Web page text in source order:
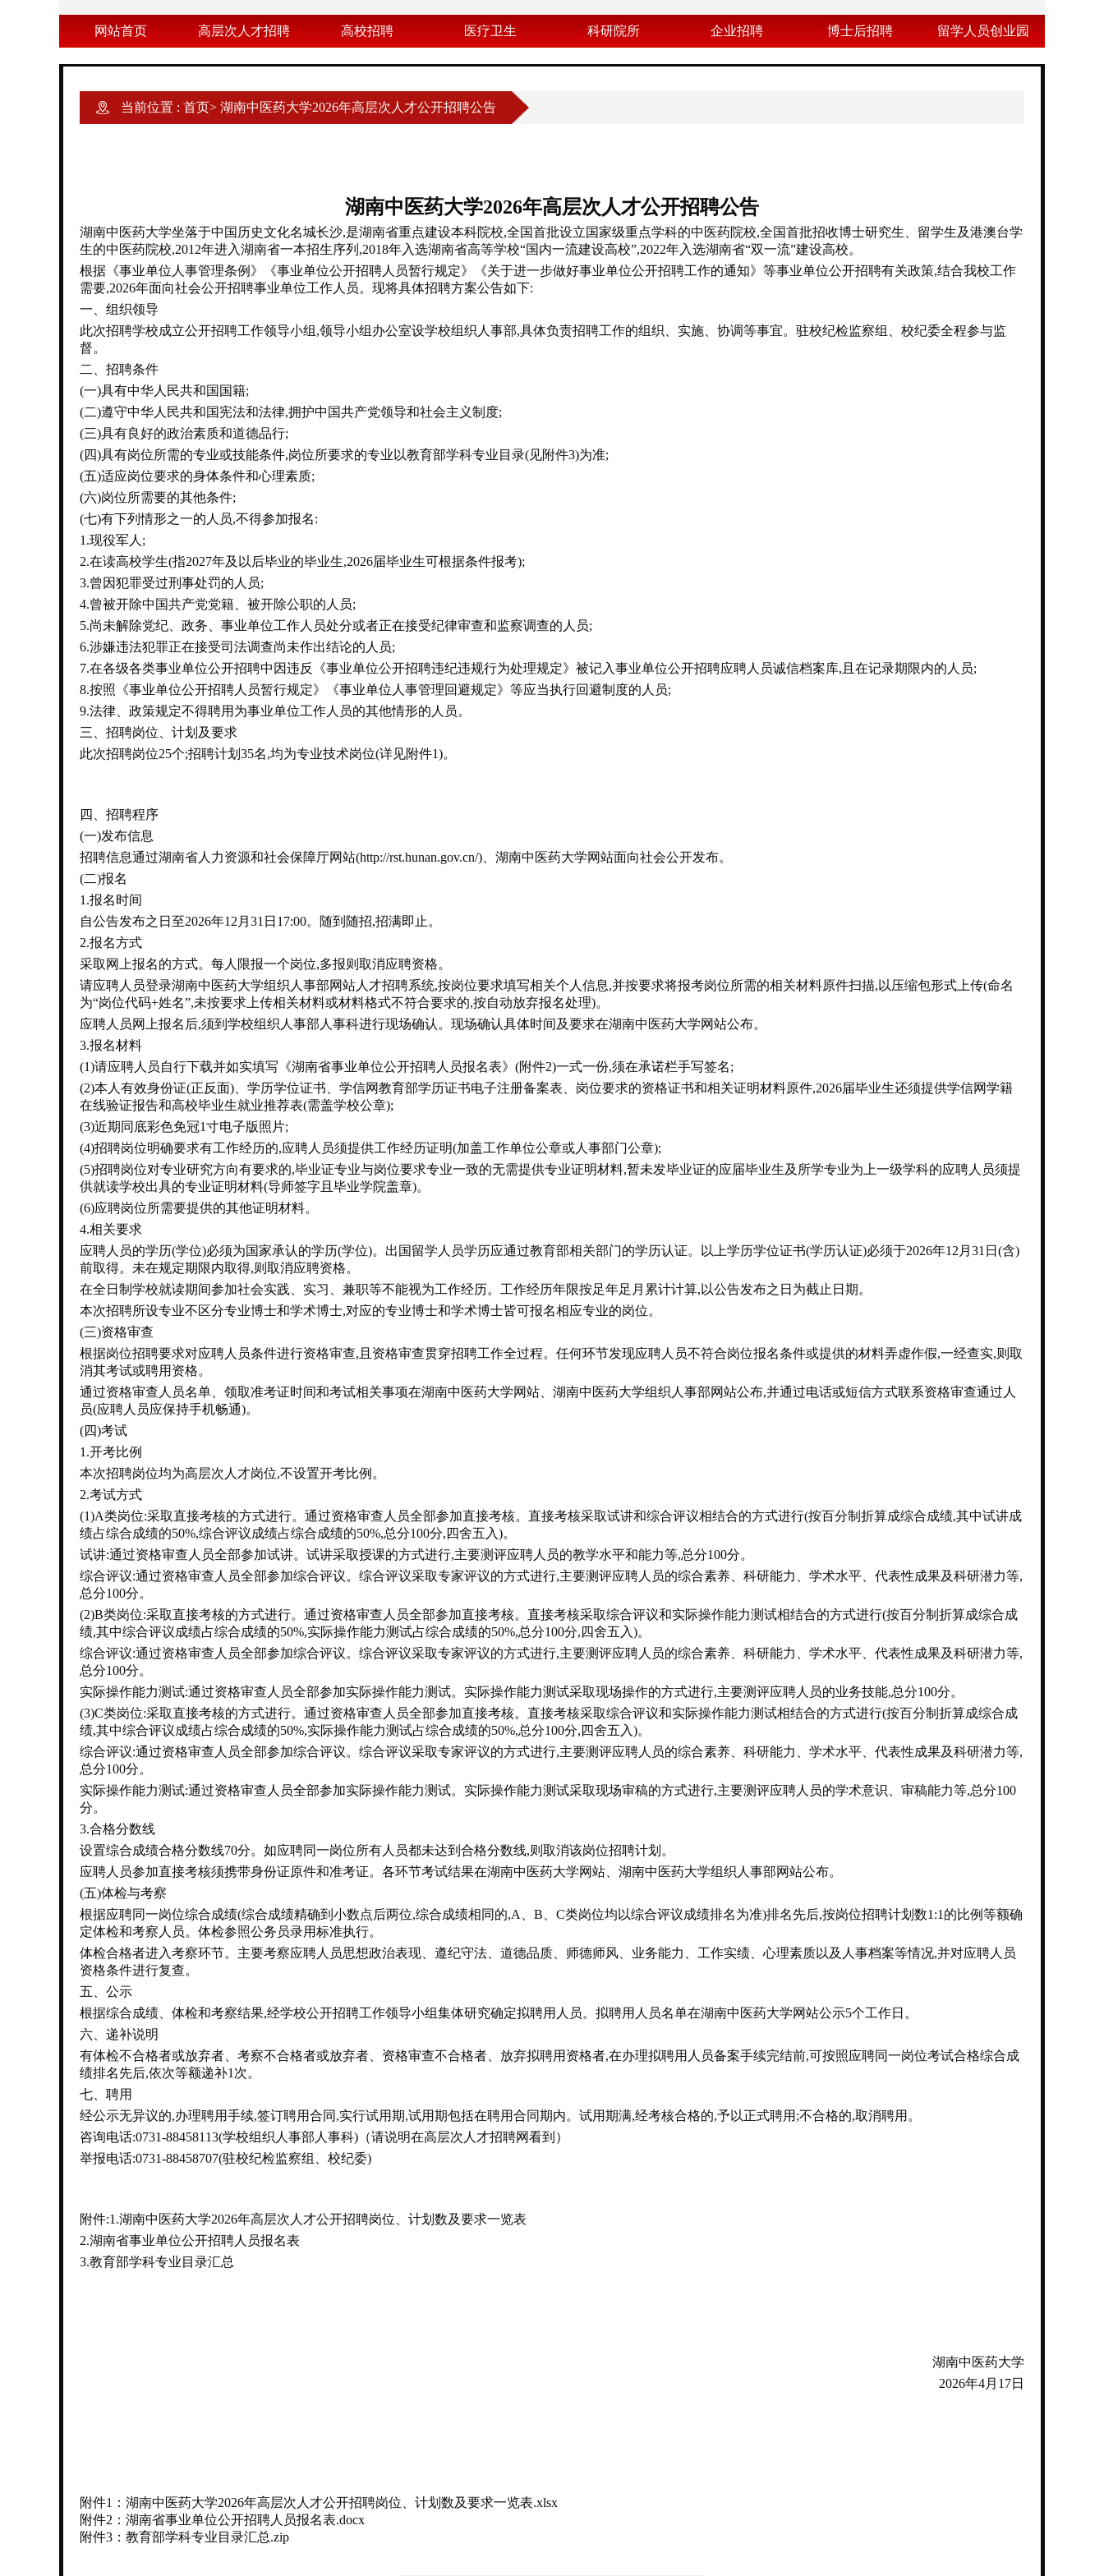
网站首页 高层次人才招聘 高校招聘 医疗卫生 科研院所 企业招聘 博士后招聘 留学人员创业园
当前位置 : 首页> 湖南中医药大学2026年高层次人才公开招聘公告
湖南中医药大学2026年高层次人才公开招聘公告
湖南中医药大学坐落于中国历史文化名城长沙,是湖南省重点建设本科院校,全国首批设立国家级重点学科的中医药院校,全国首批招收博士研究生、留学生及港澳台学
生的中医药院校,2012年进入湖南省一本招生序列,2018年入选湖南省高等学校“国内一流建设高校”,2022年入选湖南省“双一流”建设高校。
根据《事业单位人事管理条例》《事业单位公开招聘人员暂行规定》《关于进一步做好事业单位公开招聘工作的通知》等事业单位公开招聘有关政策,结合我校工作
需要,2026年面向社会公开招聘事业单位工作人员。现将具体招聘方案公告如下:
一、组织领导
此次招聘学校成立公开招聘工作领导小组,领导小组办公室设学校组织人事部,具体负责招聘工作的组织、实施、协调等事宜。驻校纪检监察组、校纪委全程参与监
督。
二、招聘条件
(一)具有中华人民共和国国籍;
(二)遵守中华人民共和国宪法和法律,拥护中国共产党领导和社会主义制度;
(三)具有良好的政治素质和道德品行;
(四)具有岗位所需的专业或技能条件,岗位所要求的专业以教育部学科专业目录(见附件3)为准;
(五)适应岗位要求的身体条件和心理素质;
(六)岗位所需要的其他条件;
(七)有下列情形之一的人员,不得参加报名:
1.现役军人;
2.在读高校学生(指2027年及以后毕业的毕业生,2026届毕业生可根据条件报考);
3.曾因犯罪受过刑事处罚的人员;
4.曾被开除中国共产党党籍、被开除公职的人员;
5.尚未解除党纪、政务、事业单位工作人员处分或者正在接受纪律审查和监察调查的人员;
6.涉嫌违法犯罪正在接受司法调查尚未作出结论的人员;
7.在各级各类事业单位公开招聘中因违反《事业单位公开招聘违纪违规行为处理规定》被记入事业单位公开招聘应聘人员诚信档案库,且在记录期限内的人员;
8.按照《事业单位公开招聘人员暂行规定》《事业单位人事管理回避规定》等应当执行回避制度的人员;
9.法律、政策规定不得聘用为事业单位工作人员的其他情形的人员。
三、招聘岗位、计划及要求
此次招聘岗位25个;招聘计划35名,均为专业技术岗位(详见附件1)。
四、招聘程序
(一)发布信息
招聘信息通过湖南省人力资源和社会保障厅网站(http://rst.hunan.gov.cn/)、湖南中医药大学网站面向社会公开发布。
(二)报名
1.报名时间
自公告发布之日至2026年12月31日17:00。随到随招,招满即止。
2.报名方式
采取网上报名的方式。每人限报一个岗位,多报则取消应聘资格。
请应聘人员登录湖南中医药大学组织人事部网站人才招聘系统,按岗位要求填写相关个人信息,并按要求将报考岗位所需的相关材料原件扫描,以压缩包形式上传(命名
为“岗位代码+姓名”,未按要求上传相关材料或材料格式不符合要求的,按自动放弃报名处理)。
应聘人员网上报名后,须到学校组织人事部人事科进行现场确认。现场确认具体时间及要求在湖南中医药大学网站公布。
3.报名材料
(1)请应聘人员自行下载并如实填写《湖南省事业单位公开招聘人员报名表》(附件2)一式一份,须在承诺栏手写签名;
(2)本人有效身份证(正反面)、学历学位证书、学信网教育部学历证书电子注册备案表、岗位要求的资格证书和相关证明材料原件,2026届毕业生还须提供学信网学籍
在线验证报告和高校毕业生就业推荐表(需盖学校公章);
(3)近期同底彩色免冠1寸电子版照片;
(4)招聘岗位明确要求有工作经历的,应聘人员须提供工作经历证明(加盖工作单位公章或人事部门公章);
(5)招聘岗位对专业研究方向有要求的,毕业证专业与岗位要求专业一致的无需提供专业证明材料,暂未发毕业证的应届毕业生及所学专业为上一级学科的应聘人员须提
供就读学校出具的专业证明材料(导师签字且毕业学院盖章)。
(6)应聘岗位所需要提供的其他证明材料。
4.相关要求
应聘人员的学历(学位)必须为国家承认的学历(学位)。出国留学人员学历应通过教育部相关部门的学历认证。以上学历学位证书(学历认证)必须于2026年12月31日(含)
前取得。未在规定期限内取得,则取消应聘资格。
在全日制学校就读期间参加社会实践、实习、兼职等不能视为工作经历。工作经历年限按足年足月累计计算,以公告发布之日为截止日期。
本次招聘所设专业不区分专业博士和学术博士,对应的专业博士和学术博士皆可报名相应专业的岗位。
(三)资格审查
根据岗位招聘要求对应聘人员条件进行资格审查,且资格审查贯穿招聘工作全过程。任何环节发现应聘人员不符合岗位报名条件或提供的材料弄虚作假,一经查实,则取
消其考试或聘用资格。
通过资格审查人员名单、领取准考证时间和考试相关事项在湖南中医药大学网站、湖南中医药大学组织人事部网站公布,并通过电话或短信方式联系资格审查通过人
员(应聘人员应保持手机畅通)。
(四)考试
1.开考比例
本次招聘岗位均为高层次人才岗位,不设置开考比例。
2.考试方式
(1)A类岗位:采取直接考核的方式进行。通过资格审查人员全部参加直接考核。直接考核采取试讲和综合评议相结合的方式进行(按百分制折算成综合成绩,其中试讲成
绩占综合成绩的50%,综合评议成绩占综合成绩的50%,总分100分,四舍五入)。
试讲:通过资格审查人员全部参加试讲。试讲采取授课的方式进行,主要测评应聘人员的教学水平和能力等,总分100分。
综合评议:通过资格审查人员全部参加综合评议。综合评议采取专家评议的方式进行,主要测评应聘人员的综合素养、科研能力、学术水平、代表性成果及科研潜力等,
总分100分。
(2)B类岗位:采取直接考核的方式进行。通过资格审查人员全部参加直接考核。直接考核采取综合评议和实际操作能力测试相结合的方式进行(按百分制折算成综合成
绩,其中综合评议成绩占综合成绩的50%,实际操作能力测试占综合成绩的50%,总分100分,四舍五入)。
综合评议:通过资格审查人员全部参加综合评议。综合评议采取专家评议的方式进行,主要测评应聘人员的综合素养、科研能力、学术水平、代表性成果及科研潜力等,
总分100分。
实际操作能力测试:通过资格审查人员全部参加实际操作能力测试。实际操作能力测试采取现场操作的方式进行,主要测评应聘人员的业务技能,总分100分。
(3)C类岗位:采取直接考核的方式进行。通过资格审查人员全部参加直接考核。直接考核采取综合评议和实际操作能力测试相结合的方式进行(按百分制折算成综合成
绩,其中综合评议成绩占综合成绩的50%,实际操作能力测试占综合成绩的50%,总分100分,四舍五入)。
综合评议:通过资格审查人员全部参加综合评议。综合评议采取专家评议的方式进行,主要测评应聘人员的综合素养、科研能力、学术水平、代表性成果及科研潜力等,
总分100分。
实际操作能力测试:通过资格审查人员全部参加实际操作能力测试。实际操作能力测试采取现场审稿的方式进行,主要测评应聘人员的学术意识、审稿能力等,总分100
分。
3.合格分数线
设置综合成绩合格分数线70分。如应聘同一岗位所有人员都未达到合格分数线,则取消该岗位招聘计划。
应聘人员参加直接考核须携带身份证原件和准考证。各环节考试结果在湖南中医药大学网站、湖南中医药大学组织人事部网站公布。
(五)体检与考察
根据应聘同一岗位综合成绩(综合成绩精确到小数点后两位,综合成绩相同的,A、B、C类岗位均以综合评议成绩排名为准)排名先后,按岗位招聘计划数1:1的比例等额确
定体检和考察人员。体检参照公务员录用标准执行。
体检合格者进入考察环节。主要考察应聘人员思想政治表现、遵纪守法、道德品质、师德师风、业务能力、工作实绩、心理素质以及人事档案等情况,并对应聘人员
资格条件进行复查。
五、公示
根据综合成绩、体检和考察结果,经学校公开招聘工作领导小组集体研究确定拟聘用人员。拟聘用人员名单在湖南中医药大学网站公示5个工作日。
六、递补说明
有体检不合格者或放弃者、考察不合格者或放弃者、资格审查不合格者、放弃拟聘用资格者,在办理拟聘用人员备案手续完结前,可按照应聘同一岗位考试合格综合成
绩排名先后,依次等额递补1次。
七、聘用
经公示无异议的,办理聘用手续,签订聘用合同,实行试用期,试用期包括在聘用合同期内。试用期满,经考核合格的,予以正式聘用;不合格的,取消聘用。
咨询电话:0731-88458113(学校组织人事部人事科)（请说明在高层次人才招聘网看到）
举报电话:0731-88458707(驻校纪检监察组、校纪委)
附件:1.湖南中医药大学2026年高层次人才公开招聘岗位、计划数及要求一览表
2.湖南省事业单位公开招聘人员报名表
3.教育部学科专业目录汇总
湖南中医药大学
2026年4月17日
附件1：湖南中医药大学2026年高层次人才公开招聘岗位、计划数及要求一览表.xlsx
附件2：湖南省事业单位公开招聘人员报名表.docx
附件3：教育部学科专业目录汇总.zip